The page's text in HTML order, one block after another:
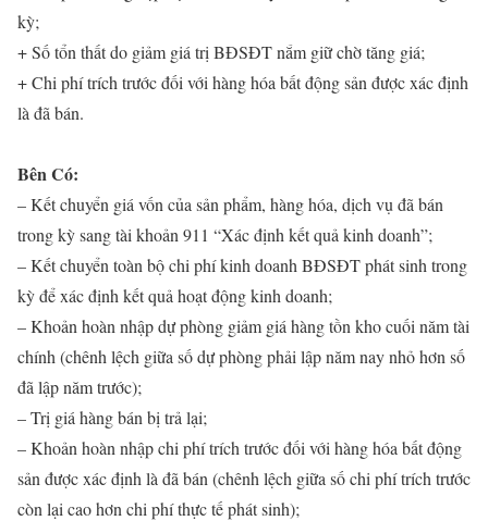
kỳ;
+ Số tổn thất do giảm giá trị BĐSĐT nắm giữ chờ tăng giá;
+ Chi phí trích trước đối với hàng hóa bất động sản được xác định
là đã bán.
Bên Có:
– Kết chuyển giá vốn của sản phẩm, hàng hóa, dịch vụ đã bán
trong kỳ sang tài khoản 911 “Xác định kết quả kinh doanh”;
– Kết chuyển toàn bộ chi phí kinh doanh BĐSĐT phát sinh trong
kỳ để xác định kết quả hoạt động kinh doanh;
– Khoản hoàn nhập dự phòng giảm giá hàng tồn kho cuối năm tài
chính (chênh lệch giữa số dự phòng phải lập năm nay nhỏ hơn số
đã lập năm trước);
– Trị giá hàng bán bị trả lại;
– Khoản hoàn nhập chi phí trích trước đối với hàng hóa bất động
sản được xác định là đã bán (chênh lệch giữa số chi phí trích trước
còn lại cao hơn chi phí thực tế phát sinh);